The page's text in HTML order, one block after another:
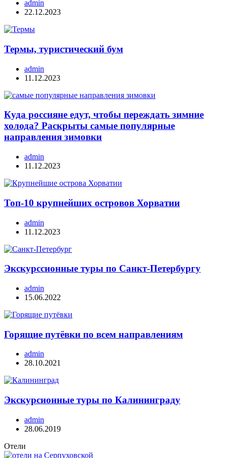
admin
22.12.2023
Термы, туристический бум
admin
11.12.2023
Куда россияне едут, чтобы переждать зимние
холода? Раскрыты самые популярные
направления зимовки
admin
11.12.2023
Топ-10 крупнейших островов Хорватии
admin
11.12.2023
Экскурссионные туры по Санкт-Петербургу
admin
15.06.2022
Горящие путёвки по всем направлениям
admin
28.10.2021
Экскурсионные туры по Калининграду
admin
28.06.2019
Отели